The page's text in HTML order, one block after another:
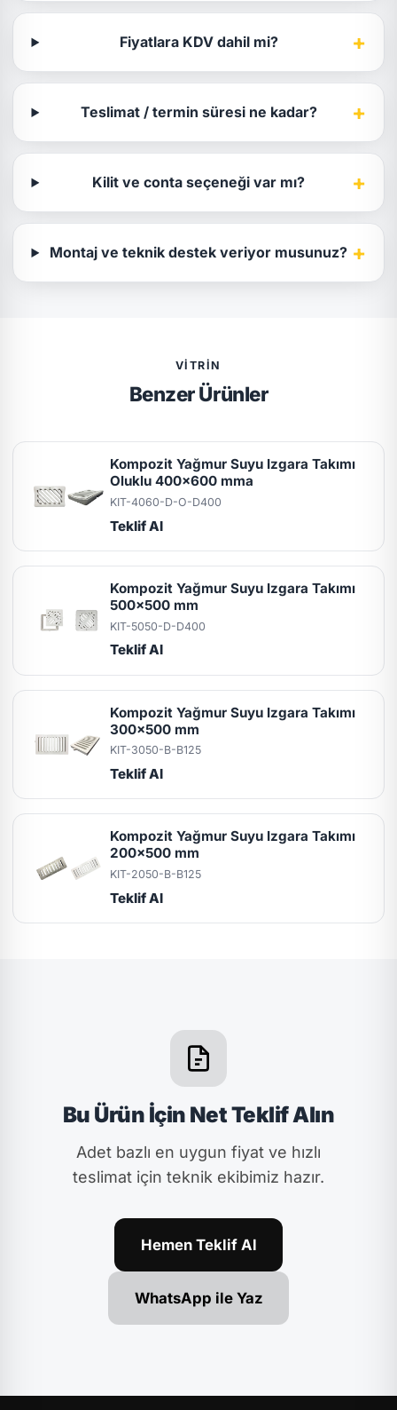
Fiyatlara KDV dahil mi? +
Teslimat / termin süresi ne kadar? +
Kilit ve conta seçeneği var mı? +
Montaj ve teknik destek veriyor musunuz? +
VITRIN
Benzer Ürünler
Kompozit Yağmur Suyu Izgara Takımı
Oluklu 400x600 mma
KIT-4060-D-O-D400
Teklif Al
Kompozit Yağmur Suyu Izgara Takımı
500x500 mm
KIT-5050-D-D400
Teklif Al
Kompozit Yağmur Suyu Izgara Takımı
300x500 mm
KIT-3050-B-B125
Teklif Al
Kompozit Yağmur Suyu Izgara Takımı
200x500 mm
KIT-2050-B-B125
Teklif Al
Bu Ürün İçin Net Teklif Alın
Adet bazlı en uygun fiyat ve hızlı
teslimat için teknik ekibimiz hazır.
Hemen Teklif Al
WhatsApp ile Yaz